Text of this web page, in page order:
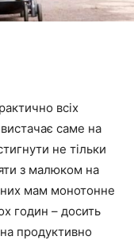
всіх
саме на
не тільки
з малюком на
мам монотонне
годин – досить
продуктивно